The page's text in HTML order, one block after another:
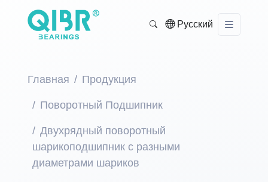
Русский
Главная Продукция
Поворотный Подшипник
Двухрядный поворотный
шарикоподшипник с разными
диаметрами шариков